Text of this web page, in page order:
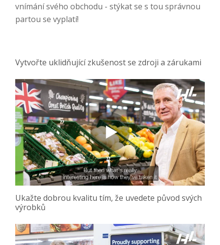
vnímání svého obchodu - stýkat se s tou správnou
partou se vyplatí!
Vytvořte uklidňující zkušenost se zdroji a zárukami
Ukažte dobrou kvalitu tím, že uvedete původ svých
výrobků